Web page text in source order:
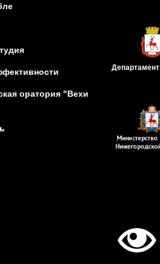
оратория "Вехи
Департамент